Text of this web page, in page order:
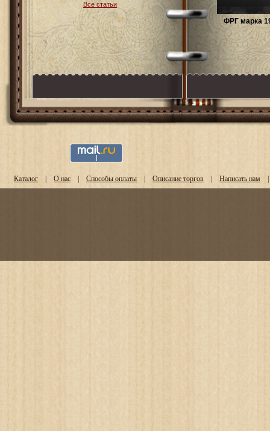
Все статьи
ФРГ марка
Каталог | О нас | Способы оплаты | Описание торгов | Написать нам |